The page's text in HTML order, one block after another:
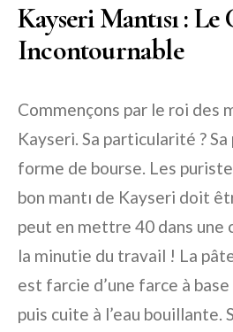
Kayseri Mantısı : Le
Incontournable
Commençons par le roi des
Kayseri. Sa particularité ?
forme de bourse. Les
bon mantı de Kayseri doit
peut en mettre 40 dans une
la minutie du travail ! La
est farcie d’une farce à
puis cuite à l’eau bouillante.